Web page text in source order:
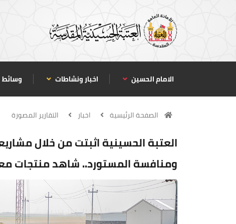
الامام الحسين اخبار ونشاطات
الصفحة الرئيسية اخبار التقارير المصورة
العتبة الحسينية اثبتت من خلال
ومنافسة المستورد.. شاهد منتجات